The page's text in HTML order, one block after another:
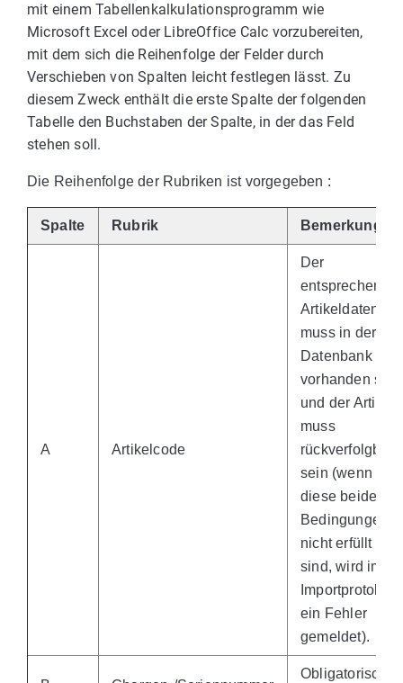
mit einem Tabellenkalkulationsprogramm wie
Microsoft Excel oder LibreOffice Calc vorzubereiten,
mit dem sich die Reihenfolge der Felder durch
Verschieben von Spalten leicht festlegen lässt. Zu
diesem Zweck enthält die erste Spalte der folgenden
Tabelle den Buchstaben der Spalte, in der das Feld
stehen soll.
Die Reihenfolge der Rubriken ist vorgegeben :
Spalte Rubrik Bemerkung
A Artikelcode
Der
entsprechende
muss in der
Datenbank
vorhanden sein
und der Artikel
muss
rückverfolgbar
sein (wenn
diese beiden
Bedingungen
nicht erfüllt
sind, wird im
Importprotokoll
ein Fehler
gemeldet).
Obligatorischer